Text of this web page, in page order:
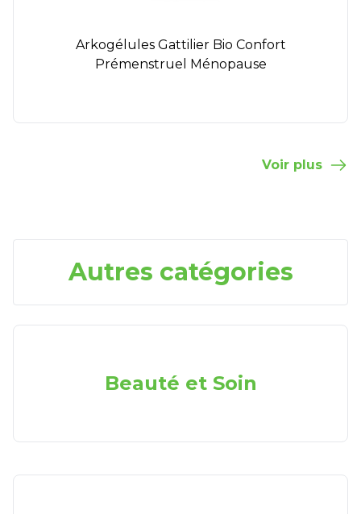
Arkogélules Gattilier Bio Confort
Prémenstruel Ménopause
Voir plus
Autres catégories
Beauté et Soin